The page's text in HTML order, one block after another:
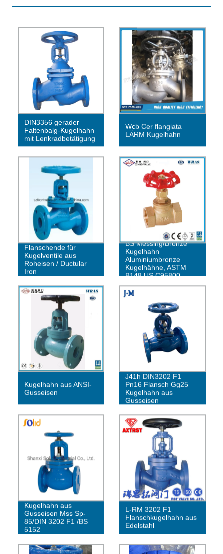
DIN3356 gerader
Faltenbalg-Kugelhahn
mit Lenkradbetätigung
Wcb Cer flangiata
LÄRM Kugelhahn
Flanschende für
Kugelventile aus
Roheisen / Ductular
Iron
BS Messing/Bronze
Kugelhahn
Aluminiumbronze
Kugelhähne, ASTM
B148 US C95800
Kugelhahn aus ANSI-
Gusseisen
J41h DIN3202 F1
Pn16 Flansch Gg25
Kugelhahn aus
Gusseisen
Kugelhahn aus
Gusseisen Mss Sp-
85/DIN 3202 F1 /BS
5152
L-RM 3202 F1
Flanschkugelhahn aus
Edelstahl